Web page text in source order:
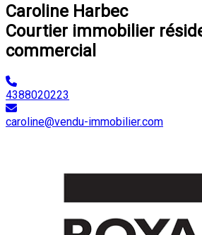
Caroline Harbec
Courtier immobilier
commercial
4388020223
caroline@vendu-immobilier.com